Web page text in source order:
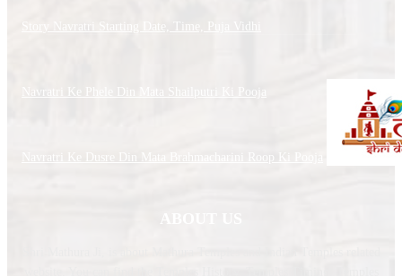
Story Navratri Starting Date, Time, Puja Vidhi
Navratri Ke Phele Din Mata Shailputri Ki Pooja
Navratri Ke Dusre Din Mata Brahmacharini Roop Ki Pooja